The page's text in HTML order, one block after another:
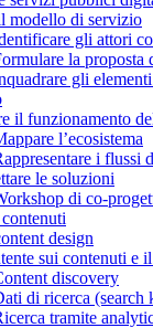
modello di servizio
gli attori
la proposta
gli
il funzionamento
l’ecosistema
i flussi
le soluzioni
di co-
design
sui contenuti e
discovery
di ricerca (search
tramite